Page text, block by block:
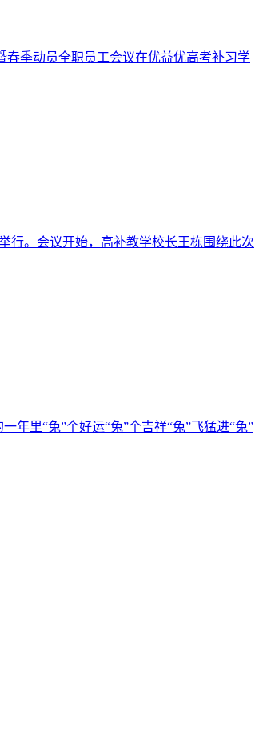
季动员全职员工会议在优益优高考补习学
行。会议开始，高补教学校长王栋围绕此次
里“兔”个好运“兔”个吉祥“兔”飞猛进“兔”